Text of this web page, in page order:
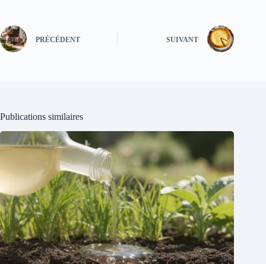
PRÉCÉDENT SUIVANT
Publications similaires